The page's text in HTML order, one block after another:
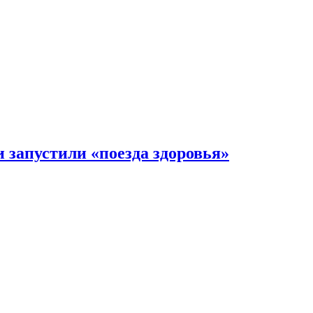
«поезда здоровья»